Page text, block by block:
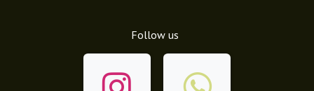
Follow us